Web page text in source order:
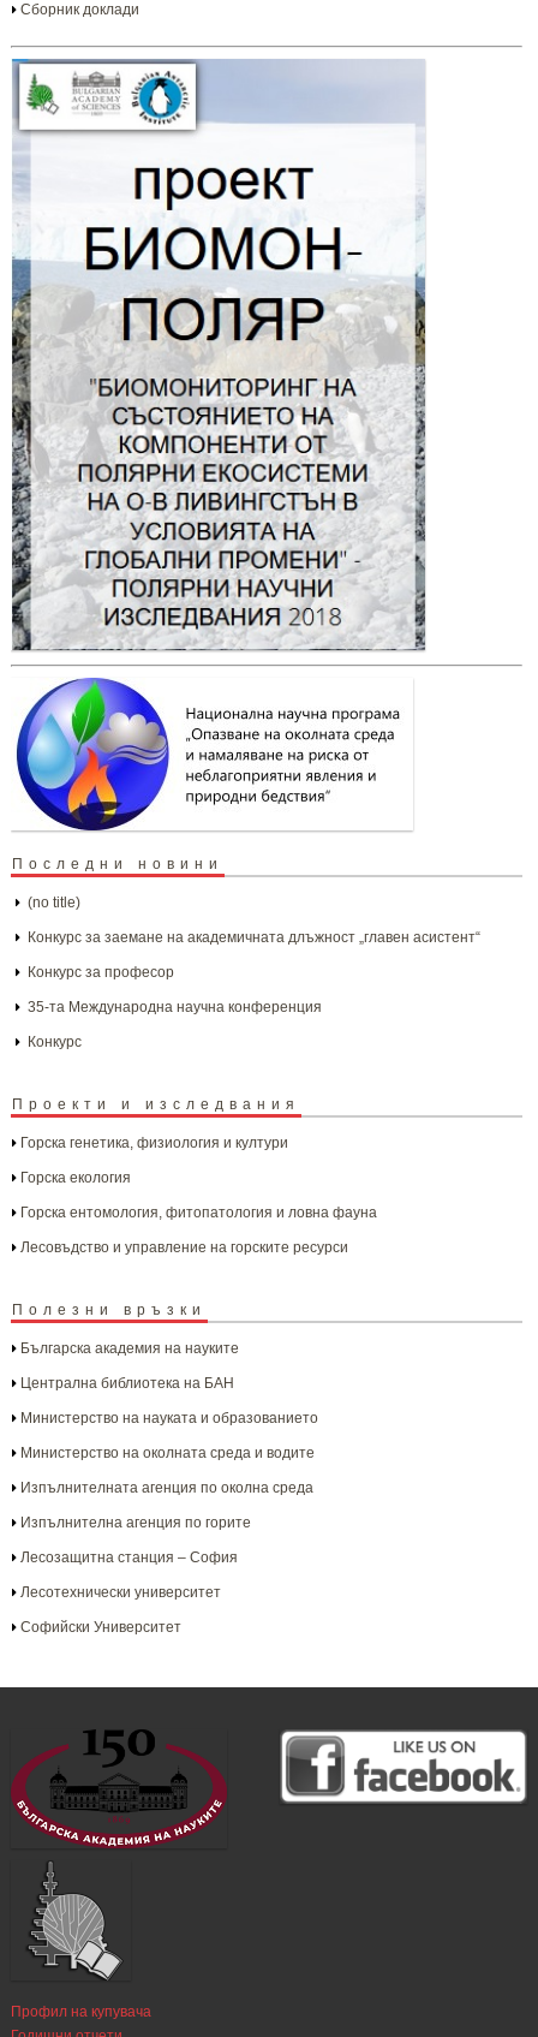
Сборник доклади
Последни новини
(no title)
Конкурс за заемане на академичната длъжност „главен асистент“
Конкурс за професор
35-та Международна научна конференция
Конкурс
Проекти и изследвания
Горска генетика, физиология и култури
Горска екология
Горска ентомология, фитопатология и ловна фауна
Лесовъдство и управление на горските ресурси
Полезни връзки
Българска aкадемия на науките
Централна библиотека на БАН
Министерство на науката и образованието
Министерство на околната среда и водите
Изпълнителната агенция по околна среда
Изпълнителна агенция по горите
Лесозащитна станция – София
Лесотехнически университет
Софийски Университет
Профил на купувача